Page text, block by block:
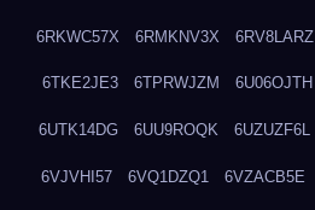
6RKWC57X 6RMKNV3X 6RV8LARZ
6TKE2JE3 6TPRWJZM 6U06OJTH
6UTK14DG 6UU9ROQK 6UZUZF6L
6VJVHI57 6VQ1DZQ1 6VZACB5E